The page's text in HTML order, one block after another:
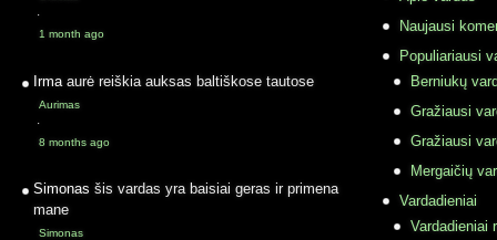
·
1 month ago
Irma aurė reiškia auksas baltiškose tautose
Aurimas
·
8 months ago
Simonas šis vardas yra baisiai geras ir primena
mane
Simonas
Naujausi
Populiariausi
Berniukų
Gražiausi
Gražiausi
Mergaičių
Vardadieniai
Vardadieniai